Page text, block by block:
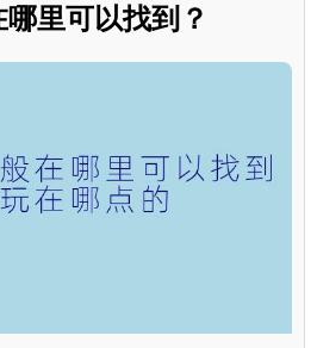
里可以找到？